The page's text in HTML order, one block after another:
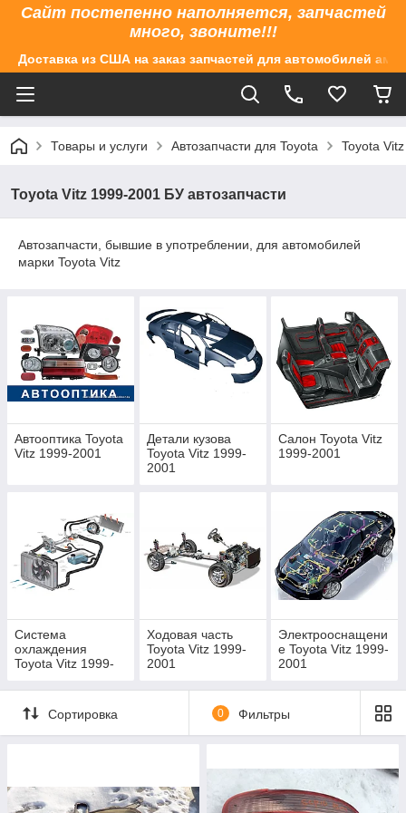
Сайт постепенно наполняется, запчастей
много, звоните!!!
Доставка из США на заказ запчастей для автомобилей
Товары и услуги Автозапчасти для Toyota Toyota
Toyota Vitz 1999-2001 БУ автозапчасти
Автозапчасти, бывшие в употреблении, для автомобилей
марки Toyota Vitz
Автооптика Toyota
Vitz 1999-2001
Детали кузова
Toyota Vitz 1999-
2001
Салон Toyota Vitz
1999-2001
Система
охлаждения
Toyota Vitz 1999-
Ходовая часть
Toyota Vitz 1999-
2001
Электрооснащени
е Toyota Vitz 1999-
2001
Сортировка 0 Фильтры